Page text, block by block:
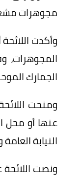
مجوهرات مشغولة تبلغ قيمتها 40
وأكدت
المجوهرات،
الجمارك
ومنحت
النيابة